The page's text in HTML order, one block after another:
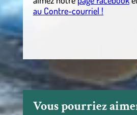
au Contre-courriel !
Vous pourriez